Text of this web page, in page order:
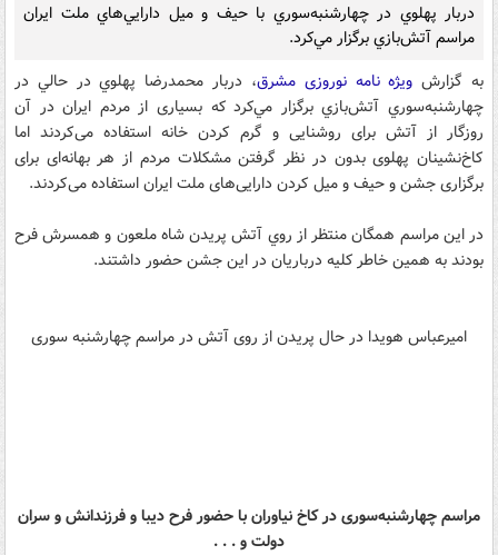
دربار پهلوي در چهارشنبه‌سوري با حیف و میل دارايي‌هاي ملت ايران
مراسم آتش‌بازي برگزار مي‌كرد.
به گزارش ویژه نامه نوروزی مشرق، دربار محمدرضا پهلوي در حالي در
چهارشنبه‌سوري آتش‌بازي برگزار مي‌كرد كه بسیاری از مردم ایران در آن
روزگار از آتش برای روشنایی و گرم کردن خانه استفاده می‌کردند اما
کاخ‌نشینان پهلوی بدون در نظر گرفتن مشکلات مردم از هر بهانه‌ای برای
برگزاری جشن و حیف و میل کردن دارایی‌های ملت ایران استفاده می‌کردند.
در اين مراسم همگان منتظر از روي آتش پريدن شاه ملعون و همسرش فرح
بودند به همين خاطر كليه درباريان در اين جشن حضور داشتند.
امیرعباس هویدا در حال پریدن از روی آتش در مراسم چهارشنبه سوری
مراسم چهارشنبه‌سوری در كاخ نیاوران با حضور فرح دیبا و فرزندانش و سران
دولت و . . .